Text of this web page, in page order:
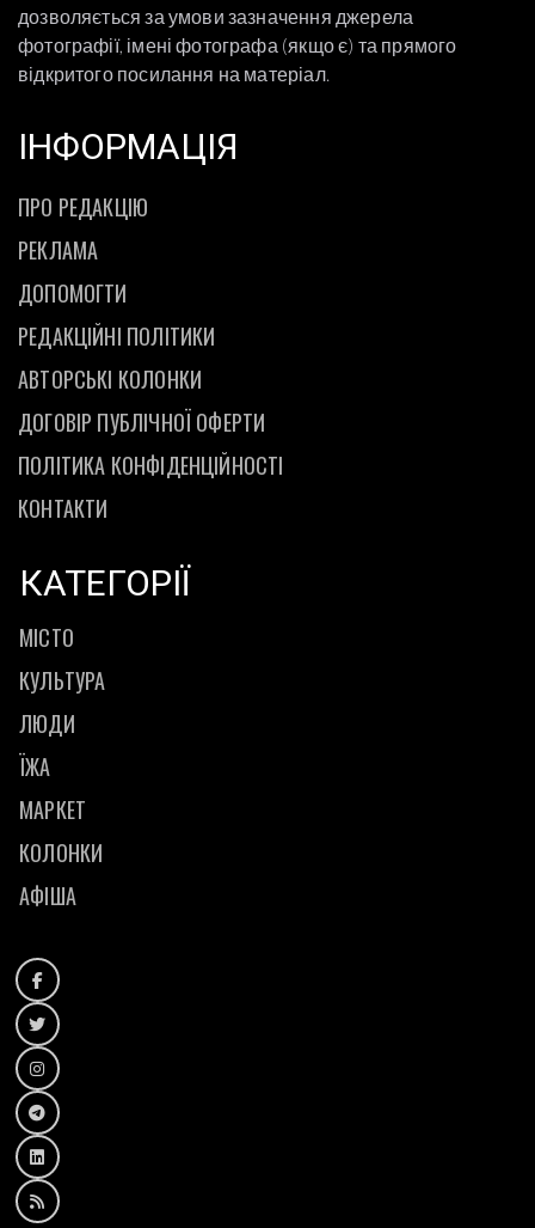
дозволяється за умови зазначення джерела
фотографії, імені фотографа (якщо є) та прямого
відкритого посилання на матеріал.
ІНФОРМАЦІЯ
ПРО РЕДАКЦІЮ
РЕКЛАМА
ДОПОМОГТИ
РЕДАКЦІЙНІ ПОЛІТИКИ
АВТОРСЬКІ КОЛОНКИ
ДОГОВІР ПУБЛІЧНОЇ ОФЕРТИ
ПОЛІТИКА КОНФІДЕНЦІЙНОСТІ
КОНТАКТИ
КАТЕГОРІЇ
МІСТО
КУЛЬТУРА
ЛЮДИ
ЇЖА
МАРКЕТ
КОЛОНКИ
АФІША